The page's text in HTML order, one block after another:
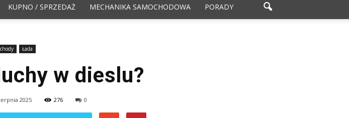
KUPNO / SPRZEDAŻ MECHANIKA SAMOCHODOWA PORADY
Łada
w dieslu?
2025 276 0